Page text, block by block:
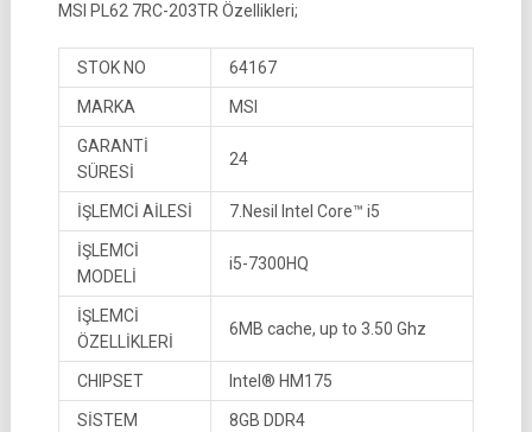
MSI PL62 7RC-203TR Özellikleri;
STOK NO 64167
MARKA MSI
GARANTİ
SÜRESİ
24
İŞLEMCİ AİLESİ 7.Nesil Intel Core™ i5
İŞLEMCİ
MODELİ
i5-7300HQ
İŞLEMCİ
ÖZELLİKLERİ
6MB cache, up to 3.50 Ghz
CHIPSET Intel® HM175
SİSTEM
8GB DDR4